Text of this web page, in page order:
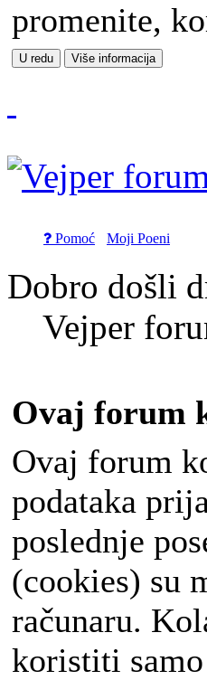
promenite,
Pomoć Moji Poeni
Dobro došli
Vejper
Ovaj forum
Ovaj forum
podataka
poslednje
(cookies) su
računaru.
koristiti